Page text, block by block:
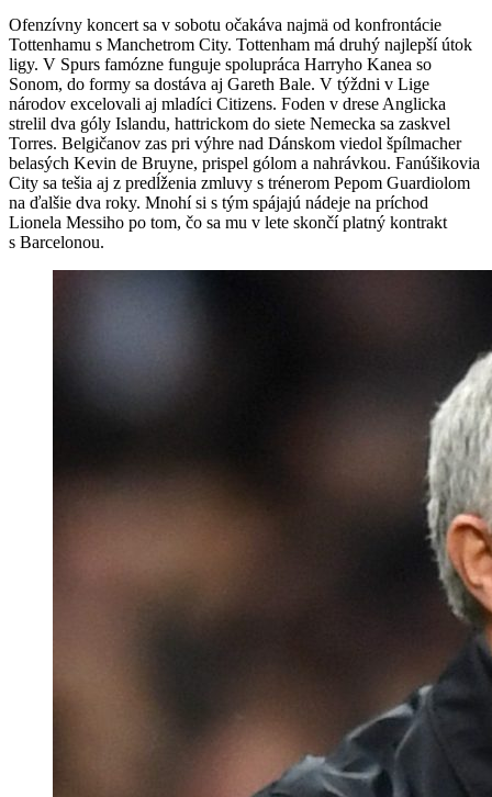
Ofenzívny koncert sa v sobotu očakáva najmä od konfrontácie
Tottenhamu s Manchetrom City. Tottenham má druhý najlepší útok
ligy. V Spurs famózne funguje spolupráca Harryho Kanea so
Sonom, do formy sa dostáva aj Gareth Bale. V týždni v Lige
národov excelovali aj mladíci Citizens. Foden v drese Anglicka
strelil dva góly Islandu, hattrickom do siete Nemecka sa zaskvel
Torres. Belgičanov zas pri výhre nad Dánskom viedol špílmacher
belasých Kevin de Bruyne, prispel gólom a nahrávkou. Fanúšikovia
City sa tešia aj z predĺženia zmluvy s trénerom Pepom Guardiolom
na ďalšie dva roky. Mnohí si s tým spájajú nádeje na príchod
Lionela Messiho po tom, čo sa mu v lete skončí platný kontrakt
s Barcelonou.